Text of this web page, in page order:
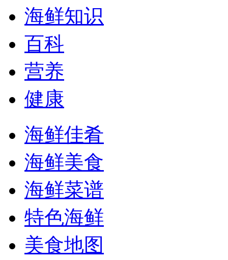
海鲜知识
百科
营养
健康
海鲜佳肴
海鲜美食
海鲜菜谱
特色海鲜
美食地图